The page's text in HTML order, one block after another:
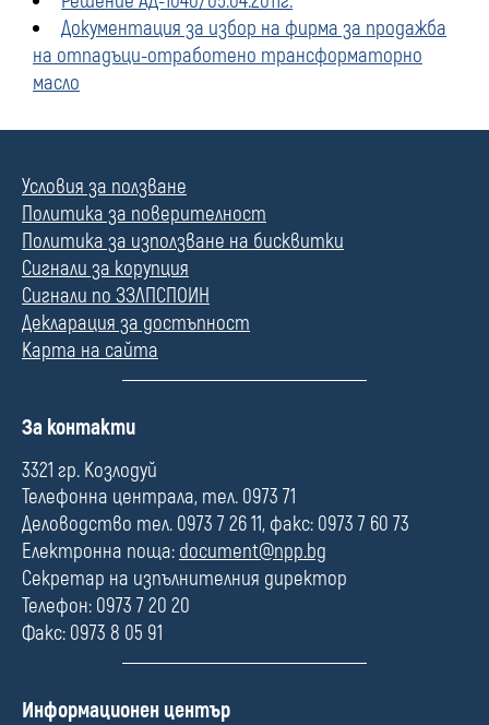
Документация за избор на фирма за продажба
на отпадъци-отработено трансформаторно
масло
Условия за ползване
Политика за поверителност
Политика за използване на бисквитки
Сигнали за корупция
Сигнали по ЗЗЛПСПОИН
Декларация за достъпност
Карта на сайта
П
л
е
За контакти
3321 гр. Козлодуй
Телефонна централа, тел. 0973 71
Деловодство тел. 0973 7 26 11, факс: 0973 7 60 73
Електронна поща: document@npp.bg
Секретар на изпълнителния директор
Телефон: 0973 7 20 20
Факс: 0973 8 05 91
П
Информационен център